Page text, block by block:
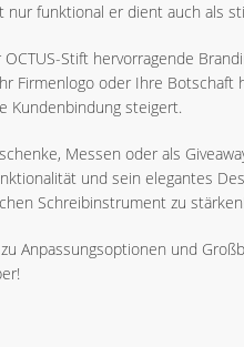
nur funktional er dient auch als
Stift hervorragende
Firmenlogo oder Ihre
Kundenbindung steigert.
Messen oder als
und sein elegantes
Schreibinstrument zu
Anpassungsoptionen und